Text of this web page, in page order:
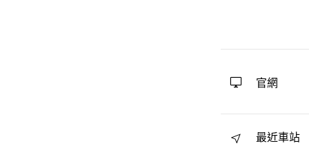
官網
最近車站